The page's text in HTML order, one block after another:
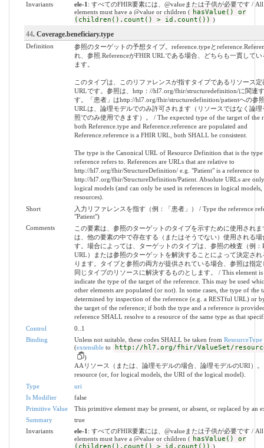
Invariants
ele-1 : すべてのFHIR要素には、@valueまたは子供が必要です /
elements must have a @value or children ( hasValue() or
(children().count() > id.count()) )
44. Coverage.beneficiary.type
Definition
参照のターゲットの予想タイプ。reference.typeと
れ、参照.ReferenceがFHIR URLである場合、どちらも一貫して
ます。
このタイプは、このリファレンスが指すタイプであるリソース定
URLです。参照は、http：//hl7.org/fhir/structuredefinition/に関連
す。「患者」はhttp://hl7.org/fhir/structuredefinition/patientへの参
URLは、論理モデルでのみ許可されます（リソースではなく論理
照でのみ使用できます）。 / The expected type of the target of the
both Reference.type and Reference.reference are populated and
Reference.reference is a FHIR URL, both SHALL be consistent.
The type is the Canonical URL of Resource Definition that is the type
reference refers to. References are URLs that are relative to
http://hl7.org/fhir/StructureDefinition/ e.g. "Patient" is a reference to
http://hl7.org/fhir/StructureDefinition/Patient. Absolute URLs are
logical models (and can only be used in references in logical models,
resources).
Short
入力リファレンスを指す（例：「患者」） / Type the reference
"Patient")
Comments
この要素は、参照のターゲットのタイプを示すために使用されま
は、他の要素の中で存在する（またはそうでない）使用される場
す。場合によっては、ターゲットのタイプは、参照の検査（例：
URL）または参照のターゲットを解決することによって決定され
ります。タイプと参照の両方が提供されている場合、参照は指定
同じタイプのリソースに解決するものとします。 / This element is
indicate the type of the target of the reference. This may be used
other elements are populated (or not). In some cases, the type of the
determined by inspection of the reference (e.g. a RESTful URL) or
the target of the reference; if both the type and a reference is
reference SHALL resolve to a resource of the same type as that
Control
0..1
Binding
Unless not suitable, these codes SHALL be taken from ResourceType
(extensibleto http://hl7.org/fhir/ValueSet/
)
AAリソース（または、論理モデルの場合、論理モデルのURI）
resource (or, for logical models, the URI of the logical model).
Type
uri
Is Modifier
false
Primitive Value
This primitive element may be present, or absent, or replaced by an
Summary
true
Invariants
ele-1 : すべてのFHIR要素には、@valueまたは子供が必要です /
elements must have a @value or children ( hasValue() or
)